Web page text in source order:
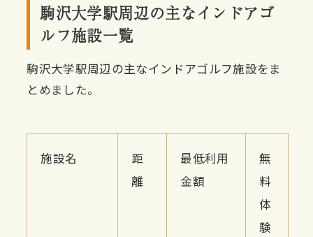
駒沢大学駅周辺の主なインドアゴ
ルフ施設一覧
駒沢大学駅周辺の主なインドアゴルフ施設をま
とめました。
施設名
距
離
最低利用
金額
無
料
体
験